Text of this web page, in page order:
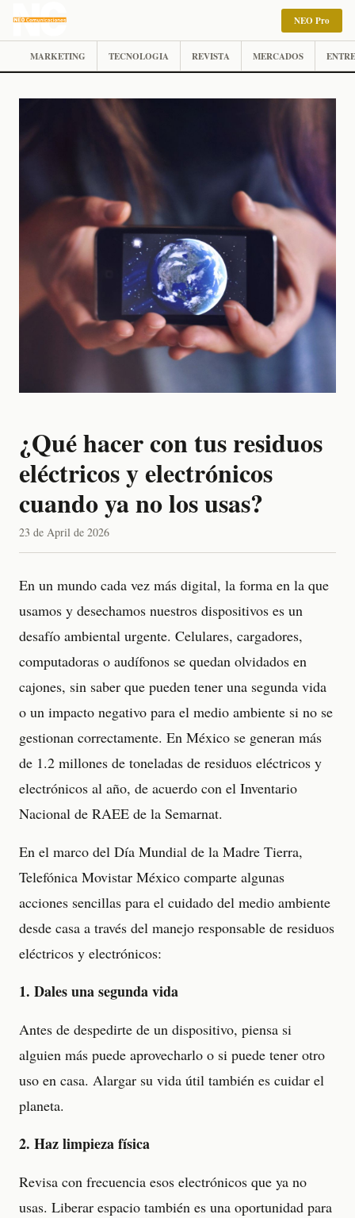
NEO Pro
MARKETING TECNOLOGIA REVISTA MERCADOS
¿Qué hacer con tus residuos
eléctricos y electrónicos
cuando ya no los usas?
23 de April de 2026
En un mundo cada vez más digital, la forma en la que
usamos y desechamos nuestros dispositivos es un
desafío ambiental urgente. Celulares, cargadores,
computadoras o audífonos se quedan olvidados en
cajones, sin saber que pueden tener una segunda vida
o un impacto negativo para el medio ambiente si no se
gestionan correctamente. En México se generan más
de 1.2 millones de toneladas de residuos eléctricos y
electrónicos al año, de acuerdo con el Inventario
Nacional de RAEE de la Semarnat.
En el marco del Día Mundial de la Madre Tierra,
Telefónica Movistar México comparte algunas
acciones sencillas para el cuidado del medio ambiente
desde casa a través del manejo responsable de residuos
eléctricos y electrónicos:
1. Dales una segunda vida
Antes de despedirte de un dispositivo, piensa si
alguien más puede aprovecharlo o si puede tener otro
uso en casa. Alargar su vida útil también es cuidar el
planeta.
2. Haz limpieza física
Revisa con frecuencia esos electrónicos que ya no
usas. Liberar espacio también es una oportunidad para